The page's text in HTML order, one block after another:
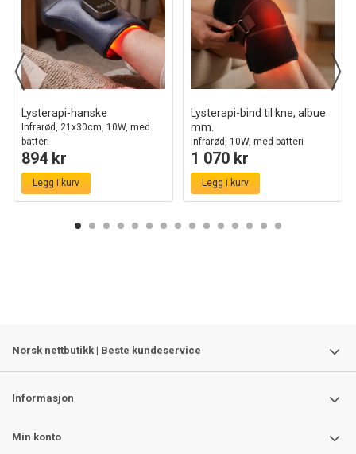
Lysterapi-hanske
Infrarød, 21x30cm, 10W, med
batteri
894 kr
Legg i kurv
Lysterapi-bind til kne, albue
mm.
Infrarød, 10W, med batteri
1 070 kr
Legg i kurv
Norsk nettbutikk | Beste kundeservice
Informasjon
Min konto